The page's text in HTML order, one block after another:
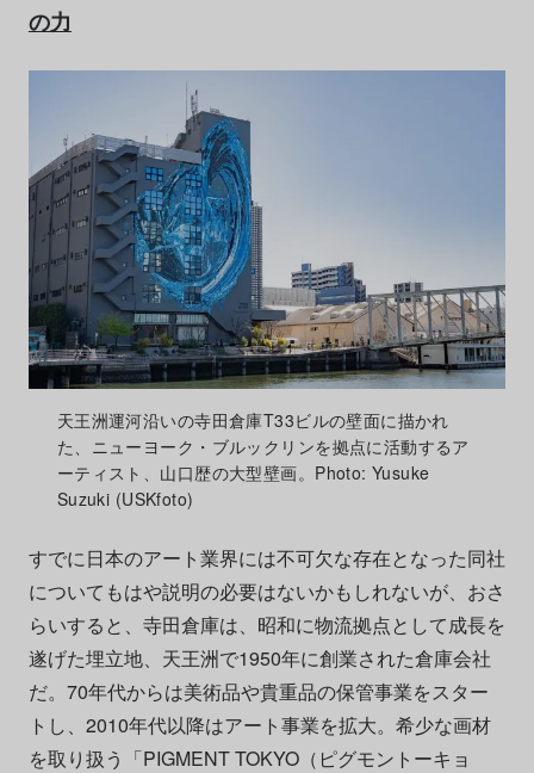
の力
天王洲運河沿いの寺田倉庫T33ビルの壁面に描かれ
た、ニューヨーク・ブルックリンを拠点に活動するア
ーティスト、山口歴の大型壁画。Photo: Yusuke
Suzuki (USKfoto)
すでに日本のアート業界には不可欠な存在となった同社
についてもはや説明の必要はないかもしれないが、おさ
らいすると、寺田倉庫は、昭和に物流拠点として成長を
遂げた埋立地、天王洲で1950年に創業された倉庫会社
だ。70年代からは美術品や貴重品の保管事業をスター
トし、2010年代以降はアート事業を拡大。希少な画材
を取り扱う「PIGMENT TOKYO（ピグモントーキョ